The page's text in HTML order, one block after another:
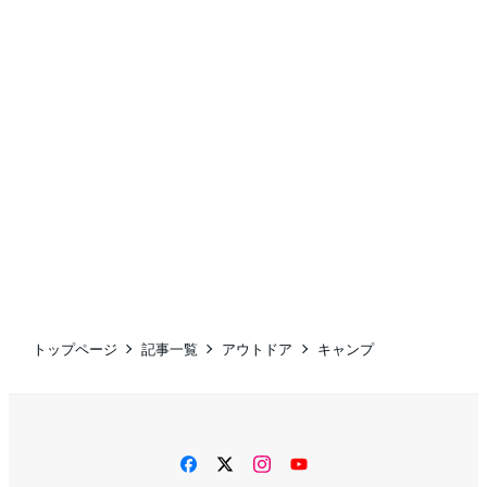
トップページ 記事一覧 アウトドア キャンプ
facebooktwitterinstagram
YouTube